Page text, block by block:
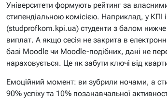
Університети формують рейтинг за
стипендіальною комісією. Наприклад, у КПІ
(studprofkom.kpi.ua) студенти з балом
виплат. А якщо сесія не закрита в
базі Moodle чи Moodle-подібних, дані не
нараховується. Це як забути ключі від
Емоційний момент: ви зубрили ночами, а
90% успіху та 10% позанавчальної